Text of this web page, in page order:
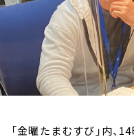
「金曜たまむすび」内、